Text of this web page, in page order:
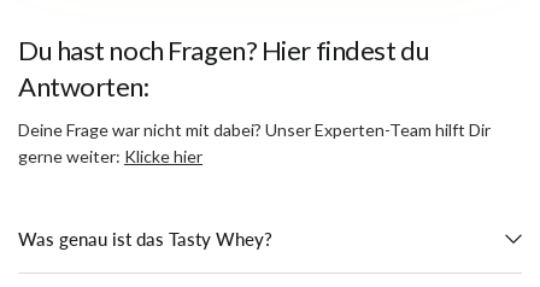
Du hast noch Fragen? Hier findest du
Antworten:
Deine Frage war nicht mit dabei? Unser Experten-Team hilft Dir
gerne weiter: Klicke hier
Was genau ist das Tasty Whey?